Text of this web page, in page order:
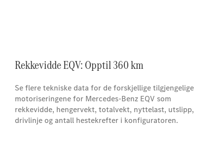
Rekkevidde EQV: Opptil 360 km
Se flere tekniske data for de forskjellige tilgjengelige
motoriseringene for Mercedes-Benz EQV som
rekkevidde, hengervekt, totalvekt, nyttelast, utslipp,
drivlinje og antall hestekrefter i konfiguratoren.